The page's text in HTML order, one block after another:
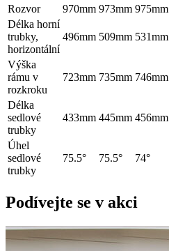
Rozvor 970mm 973mm 975mm
Délka horní
trubky,
horizontální
496mm 509mm 531mm
Výška
rámu v
rozkroku
723mm 735mm 746mm
Délka
sedlové
trubky
433mm 445mm 456mm
Úhel
sedlové
trubky
75.5° 75.5° 74°
Podívejte se v akci